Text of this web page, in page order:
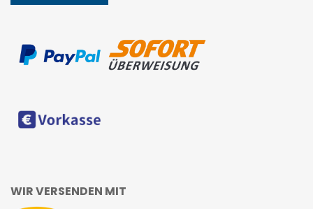
WIR VERSENDEN MIT